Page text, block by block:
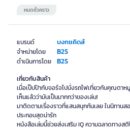
แบรนด์ บงกชคิดส์
จำหน่ายโดย B2S
ดำเนินการโดย B2S
หมดชั่วคราว
เกี่ยวกับสินค้า
เมื่อเป๊ปป้ากับจอร์จไปนั่งรถไฟเที่ยวกับคุณตาห
เห็นแล้วว่ามันเป็นมากกว่าของเล่น!
มาติดตามเรื่องราวที่แสนสนุกกันเลย ในนิทา
ประกอบสุดน่ารัก
หนังสือเล่มนี้ช่วยส่งเสริม IQ ความฉลาดทาง